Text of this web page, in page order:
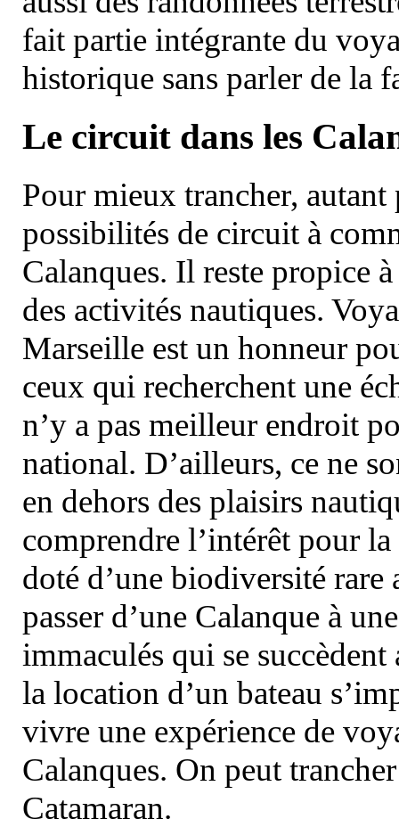
fait partie intégrante du
historique sans parler de la
Le circuit dans les
Pour mieux trancher, autant
possibilités de circuit à
Calanques. Il reste propice
des activités nautiques.
Marseille est un honneur
ceux qui recherchent une
n’y a pas meilleur endroit
national. D’ailleurs, ce ne
en dehors des plaisirs
comprendre l’intérêt pour
doté d’une biodiversité
passer d’une Calanque à
immaculés qui se
la location d’un bateau
vivre une expérience de
Calanques. On peut
Catamaran.